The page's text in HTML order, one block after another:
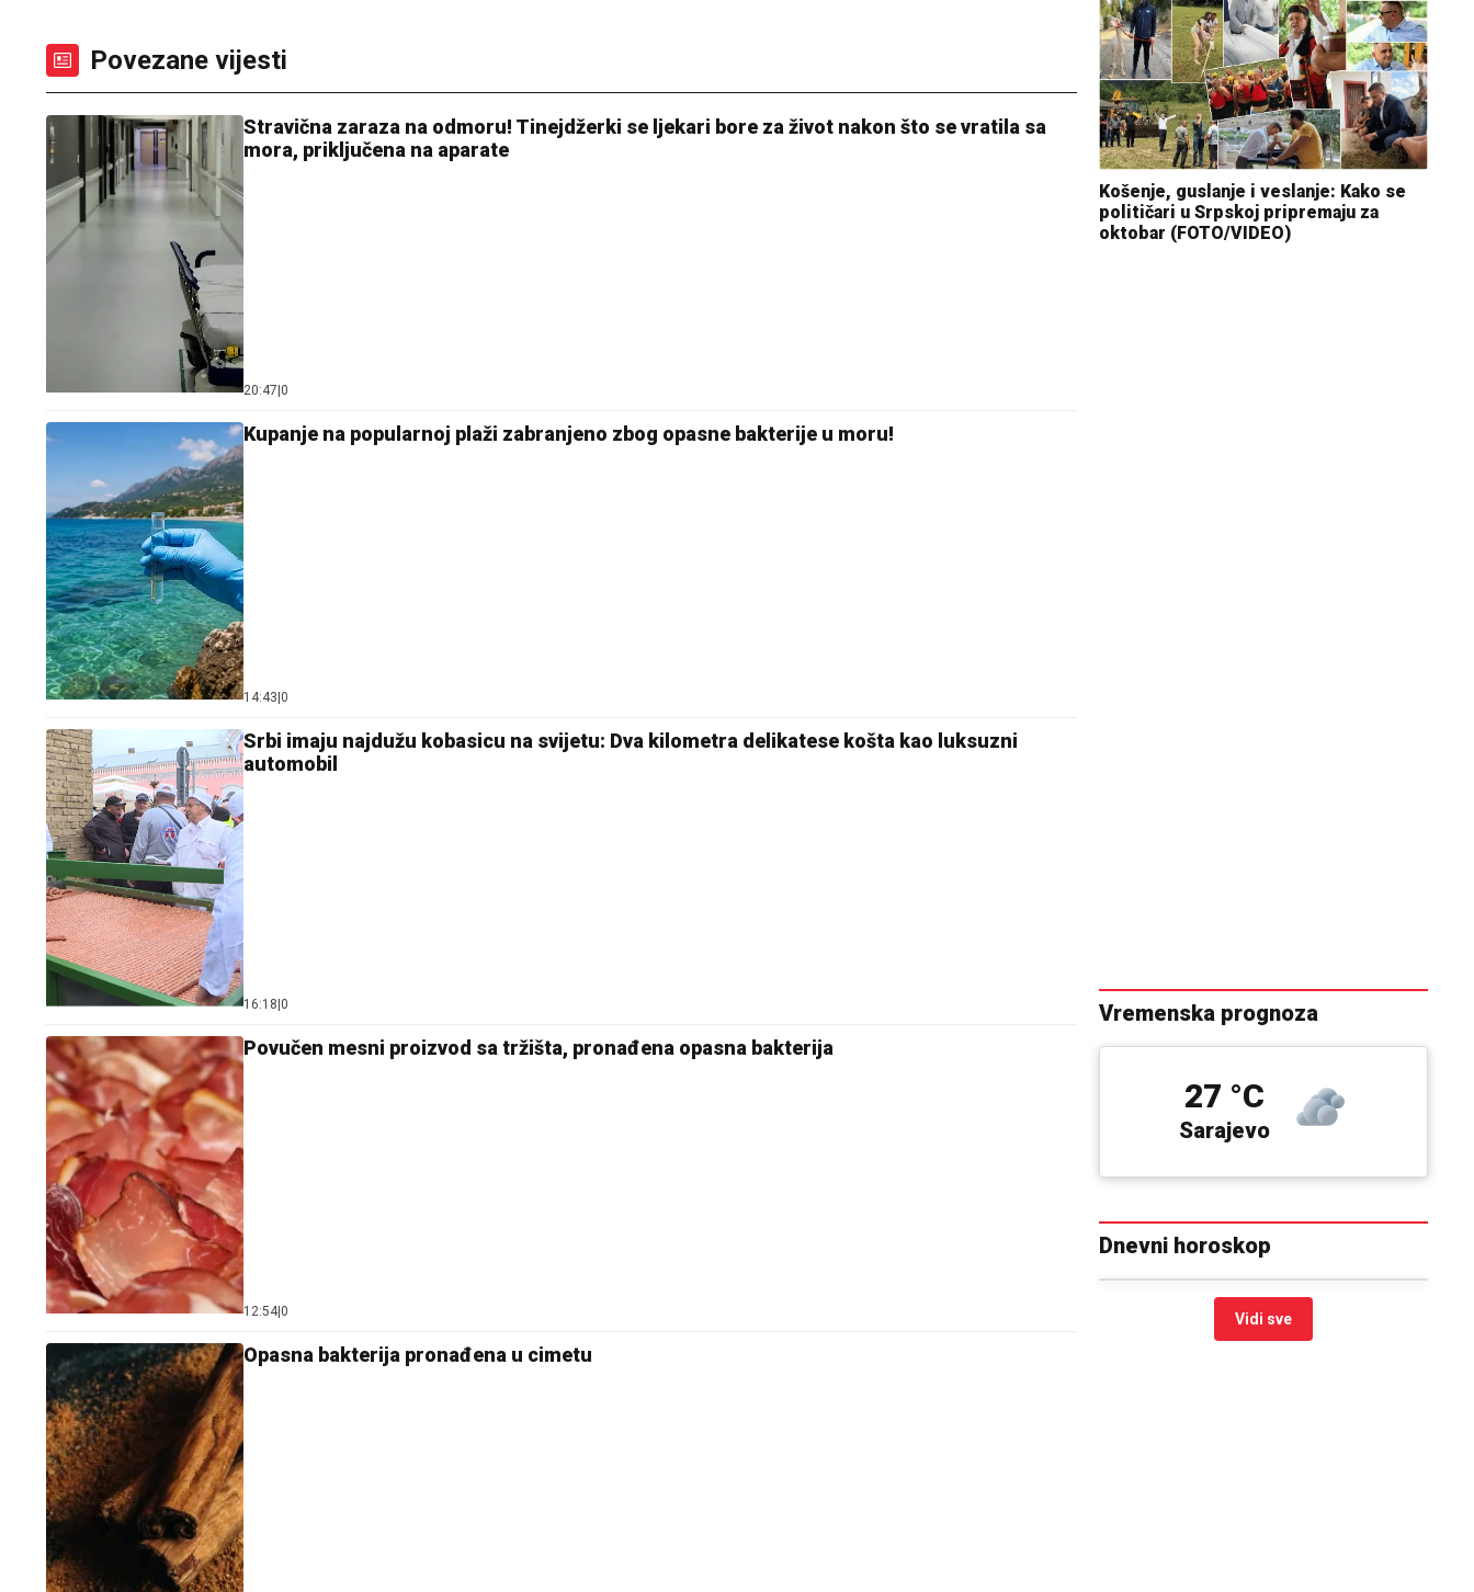
Povezane vijesti
Stravična zaraza na odmoru! Tinejdžerki se ljekari bore za život nakon što se vratila sa
mora, priključena na aparate
20:47 0
Kupanje na popularnoj plaži zabranjeno zbog opasne bakterije u moru!
14:43 0
Srbi imaju najdužu kobasicu na svijetu: Dva kilometra delikatese košta kao luksuzni
automobil
16:18 0
Povučen mesni proizvod sa tržišta, pronađena opasna bakterija
12:54 0
Opasna bakterija pronađena u cimetu
Košenje, guslanje i veslanje: Kako se
političari u Srpskoj pripremaju za
oktobar (FOTO/VIDEO)
Vremenska prognoza
Sarajevo
27 °C
Dnevni horoskop
Vidi sve